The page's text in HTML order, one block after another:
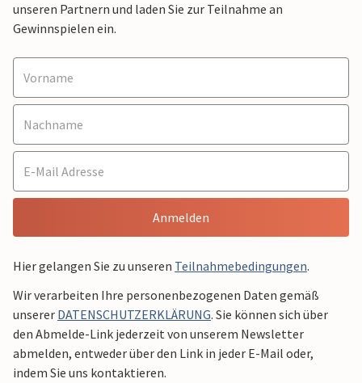
unseren Partnern und laden Sie zur Teilnahme an
Gewinnspielen ein.
Anmelden
Hier gelangen Sie zu unseren Teilnahmebedingungen.
Wir verarbeiten Ihre personenbezogenen Daten gemäß
unserer DATENSCHUTZERKLÄRUNG. Sie können sich über
den Abmelde-Link jederzeit von unserem Newsletter
abmelden, entweder über den Link in jeder E-Mail oder,
indem Sie uns kontaktieren.